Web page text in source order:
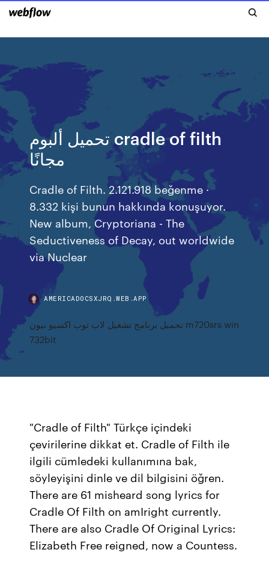
تحميل ألبوم cradle of filth
مجانًا
Cradle of Filth. 2.121.918 beğenme ·
8.332 kişi bunun hakkında konuşuyor.
New album, Cryptoriana - The
Seductiveness of Decay, out worldwide
via Nuclear
AMERICADOCSXJRQ.WEB.APP
تحميل برنامج تشغيل لاب توب اكسيو نيون m720srs win
732bit
"Cradle of Filth" Türkçe içindeki
çevirilerine dikkat et. Cradle of Filth ile
ilgili cümledeki kullanımına bak,
söyleyişini dinle ve dil bilgisini öğren.
There are 61 misheard song lyrics for
Cradle Of Filth on amIright currently.
There are also Cradle Of Original Lyrics:
Elizabeth Free reigned, now a Countess.